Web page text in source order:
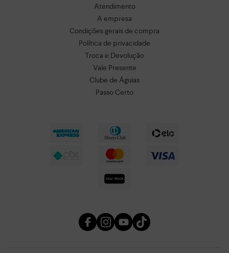
Atendimento
A empresa
Condições gerais de compra
Política de privacidade
Troca e Devolução
Vale Presente
Clube de Águias
Passo Certo